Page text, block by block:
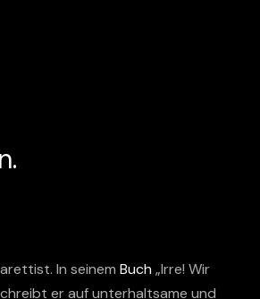
In seinem Buch„Irre! Wir
er auf unterhaltsame und